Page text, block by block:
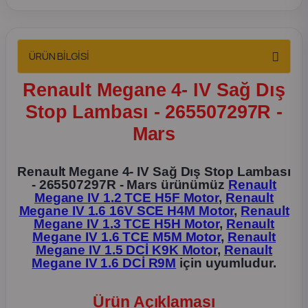
Parça
Parça
ÜRÜN BİLGİSİ
Renault Megane 4- IV Sağ Dış
Stop Lambası - 265507297R -
Mars
Renault Megane 4- IV Sağ Dış Stop Lambası
- 265507297R - Mars ürünümüz Renault
Megane IV 1.2 TCE H5F Motor, Renault
Megane IV 1.6 16V SCE H4M Motor, Renault
Megane IV 1.3 TCE H5H Motor, Renault
Megane IV 1.6 TCE M5M Motor, Renault
Megane IV 1.5 DCİ K9K Motor, Renault
Megane IV 1.6 DCİ R9M için uyumludur.
Ürün Açıklaması